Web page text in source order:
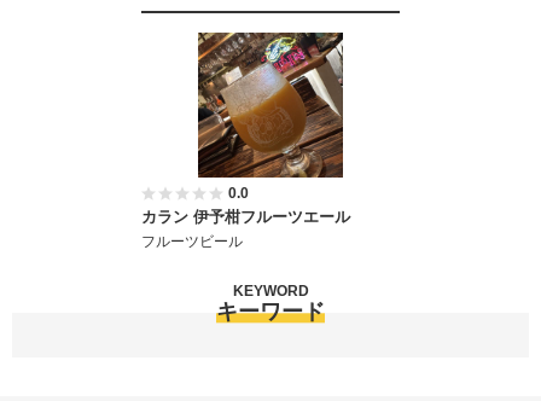
0.0
カラン 伊予柑フルーツエール
フルーツビール
キーワード
KEYWORD